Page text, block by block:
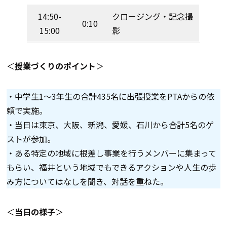
14:50-
15:00
0:10
クロージング・記念撮
影
＜授業づくりのポイント＞
・中学生1～3年生の合計435名に出張授業をPTAからの依
頼で実施。
・当日は東京、大阪、新潟、愛媛、石川から合計5名のゲ
ストが参加。
・ある特定の地域に根差し事業を行うメンバーに集まって
もらい、福井という地域でもできるアクションや人生の歩
み方についてはなしを聞き、対話を重ねた。
＜当日の様子＞